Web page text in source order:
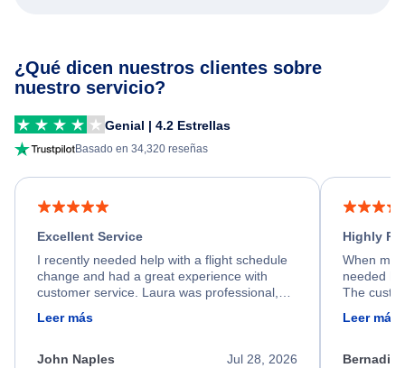
¿Qué dicen nuestros clientes sobre
nuestro servicio?
Genial | 4.2 Estrellas
Basado en 34,320 reseñas
Excellent Service
I recently needed help with a flight schedule
change and had a great experience with
customer service. Laura was professional,
friendly, and very helpful throughout the
process. She quickly found a solution and
appreciate her excellent service.
Leer más
Jul 28, 2026
John Naples
Highly
When my
needed
The
calm,
Leer más